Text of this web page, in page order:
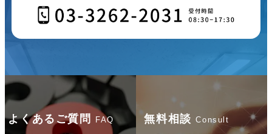
よくあるご質問 FAQ 無料相談Consult